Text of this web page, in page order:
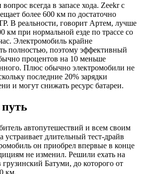
всегда в запасе хода. Zeekr с
более 600 км по достаточно
В реальности, говорит Артем, лучше
км при нормальной езде по трассе со
Электромобиль крайне
полностью, поэтому эффективный
процентов на 10 меньше
Плюс обычно электромобили не
последние 20% зарядки
и могут снижать ресурс батареи.
автопутешествий и всем своим
длительный тест-драйв
он приобрел впервые в конце
не изменил. Решили ехать на
Батуми, до которого от
км.